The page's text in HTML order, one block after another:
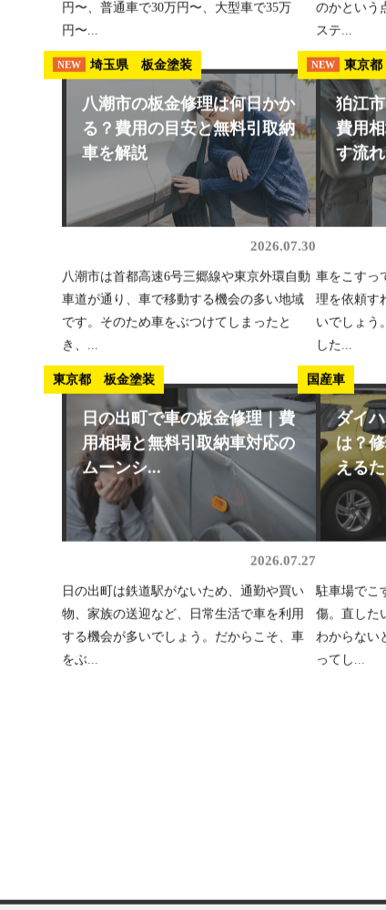
円〜、普通車で30万円〜、大型車で35万
円〜...
のかという
ステ...
NEW 埼玉県 板金塗装
八潮市の板金修理は何日かか
る？費用の目安と無料引取納
車を解説
2026.07.30
八潮市は首都高速6号三郷線や東京外環自動
車道が通り、車で移動する機会の多い地域
です。そのため車をぶつけてしまったと
き、...
NEW 東京
狛江
費用
す流
車をこすっ
理を依頼す
いでしょう
した...
東京都 板金塗装
日の出町で車の板金修理｜費
用相場と無料引取納車対応の
ムーンシ...
2026.07.27
日の出町は鉄道駅がないため、通勤や買い
物、家族の送迎など、日常生活で車を利用
する機会が多いでしょう。だからこそ、車
をぶ...
国産車
ダイ
は？
える
駐車場でこ
傷。直した
わからない
ってし...